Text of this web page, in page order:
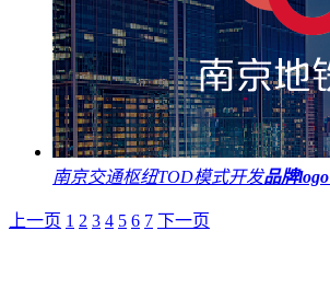
南京交通枢纽TOD模式开发品牌logo
上一页 1 2 3 4 5 6 7 下一页